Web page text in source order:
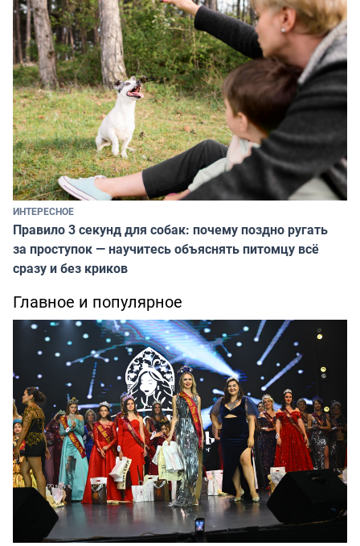
ИНТЕРЕСНОЕ
Правило 3 секунд для собак: почему поздно ругать
за проступок — научитесь объяснять питомцу всё
сразу и без криков
Главное и популярное